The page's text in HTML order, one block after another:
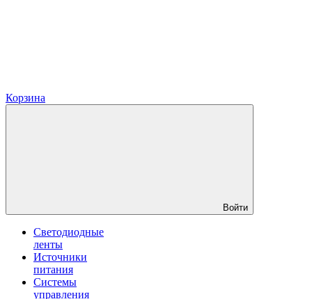
Корзина
Войти
Светодиодные
ленты
Источники
питания
Системы
управления